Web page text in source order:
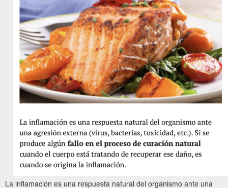
La inflamación es una respuesta natural del organismo ante una